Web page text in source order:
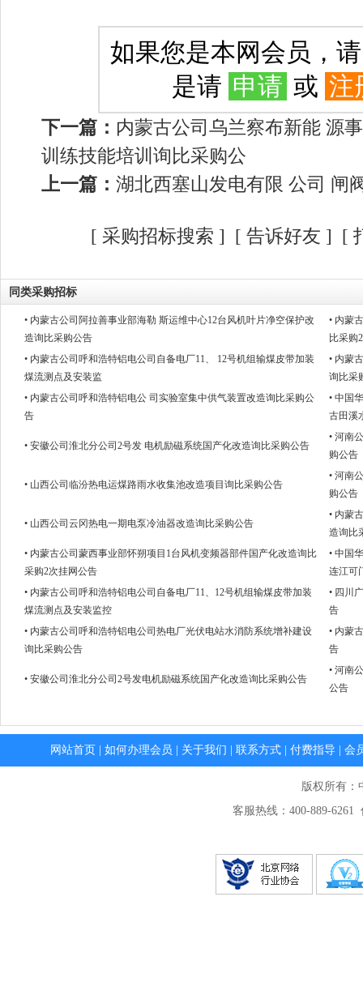
如果您是本网会员，
是请 申请 或 注
下一篇： 内蒙古公司乌兰察布新能 源
训练技能培训询比采购公
上一篇： 湖北西塞山发电有限 公司 闸
[ 采购招标搜索 ] [ 告诉好友 ] [
同类采购招标
• 内蒙古公司阿拉善事业部海勒 斯运维中心12台风机叶片净空保护改
造询比采购公告
• 内蒙
比采购
• 内蒙古公司呼和浩特铝电公司自备电厂11、 12号机组输煤皮带加装
煤流测点及安装监
• 内蒙
询比采
• 内蒙古公司呼和浩特铝电公 司实验室集中供气装置改造询比采购公
告
• 中国
古田溪
• 安徽公司淮北分公司2号发 电机励磁系统国产化改造询比采购公告
• 河南
购公告
• 山西公司临汾热电运煤路雨水收集池改造项目询比采购公告
• 河南
购公告
• 山西公司云冈热电一期电泵冷油器改造询比采购公告
• 内蒙
造询比
• 内蒙古公司蒙西事业部怀朔项目1台风机变频器部件国产化改造询比
采购2次挂网公告
• 中国
连江可
• 内蒙古公司呼和浩特铝电公司自备电厂11、12号机组输煤皮带加装
煤流测点及安装监控
• 四川
告
• 内蒙古公司呼和浩特铝电公司热电厂光伏电站水消防系统增补建设
询比采购公告
• 内蒙
告
• 安徽公司淮北分公司2号发电机励磁系统国产化改造询比采购公告
• 河南
公告
网站首页 如何办理会员 关于我们 联系方式 付费指导 会
版权所有
客服热线：400-889-6261